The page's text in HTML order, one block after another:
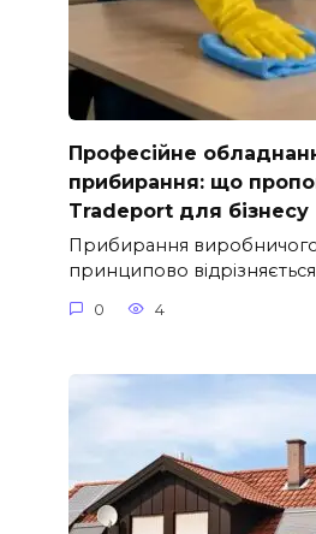
Професійне
прибирання: що
Tradeport для бізнесу
Прибирання
принципово відрізняється
0 4